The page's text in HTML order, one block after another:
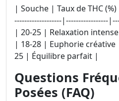
| Souche | Taux de THC
-------------------|-----------------
| 20-25 | Relaxation
| 18-28 | Euphorie
25 | Équilibre parfait |
Questions
Posées (FAQ)